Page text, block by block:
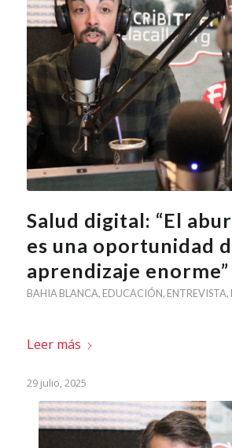
Salud digital: “El
es una oportunidad
aprendizaje enorme”
BAHIA BLANCA, EDUCACIÓN, ENTREVISTA,
Leer más
29 julio, 2025